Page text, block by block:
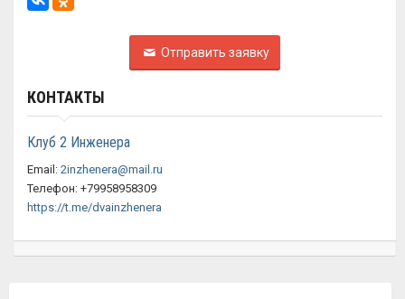
Отправить заявку
КОНТАКТЫ
Клуб 2 Инженера
Email: 2inzhenera@mail.ru
Телефон: +79958958309
https://t.me/dvainzhenera